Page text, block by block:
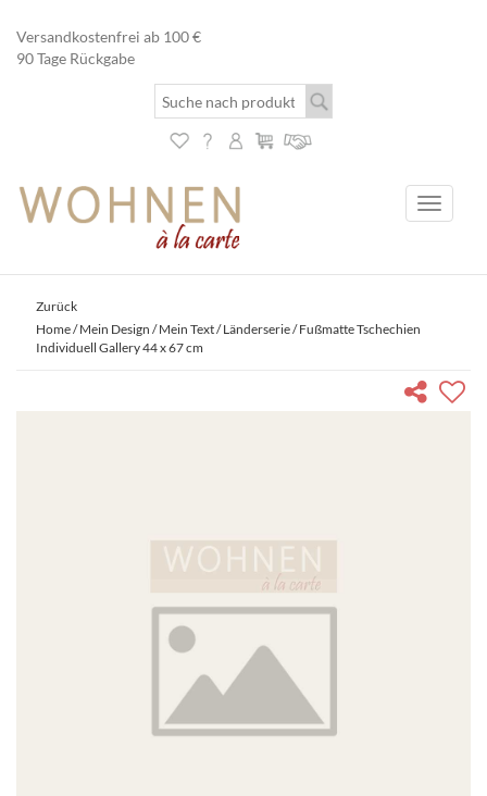
Versandkostenfrei ab 100 €
90 Tage Rückgabe
Toggle
Zurück
Home/Mein Design / Mein Text/Länderserie/ Fußmatte Tschechien
Individuell Gallery 44 x 67 cm